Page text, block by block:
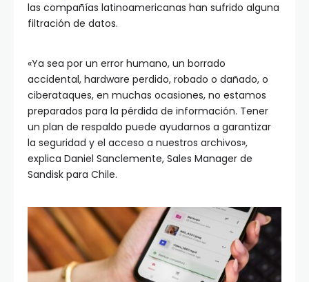
las compañías latinoamericanas han sufrido alguna
filtración de datos.
«Ya sea por un error humano, un borrado
accidental, hardware perdido, robado o dañado, o
ciberataques, en muchas ocasiones, no estamos
preparados para la pérdida de información. Tener
un plan de respaldo puede ayudarnos a garantizar
la seguridad y el acceso a nuestros archivos»,
explica Daniel Sanclemente, Sales Manager de
Sandisk para Chile.